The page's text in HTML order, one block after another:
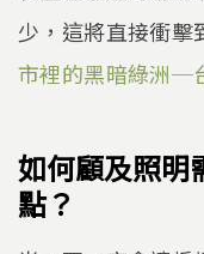
少，這將直接衝擊
市裡的黑暗綠洲─
如何顧及照明
點？